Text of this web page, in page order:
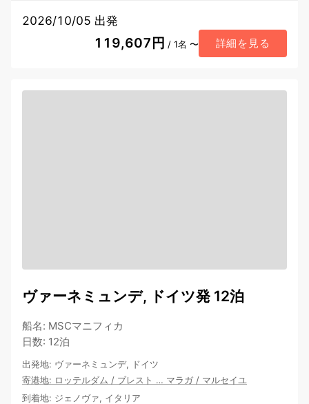
2026/10/05 出発
119,607円 / 1名 〜 詳細を見る
ヴァーネミュンデ, ドイツ発 12泊
船名: MSCマニフィカ
日数: 12泊
出発地: ヴァーネミュンデ, ドイツ
寄港地: ロッテルダム / ブレスト … マラガ / マルセイユ
到着地: ジェノヴァ, イタリア